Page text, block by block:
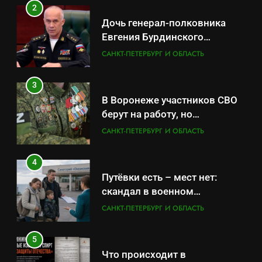
удержаться удаётся не всем
САНКТ-ПЕТЕРБУРГ И ОБЛАСТЬ
4
санатории Владивостока
САНКТ-ПЕТЕРБУРГ И ОБЛАСТЬ
5
военные изымают спирт «для
защиты Отечества»
САНКТ-ПЕТЕРБУРГ И ОБЛАСТЬ
6
2
Дочь генерал-полковника
Евгения Бурдинского
оказывает платные услуги по
САНКТ-ПЕТЕРБУРГ И ОБЛАСТЬ
3
В Воронеже участников СВО
берут на работу, но
удержаться удаётся не всем
САНКТ-ПЕТЕРБУРГ И ОБЛАСТЬ
4
Путёвки есть – мест нет:
скандал в военном
санатории Владивостока
САНКТ-ПЕТЕРБУРГ И ОБЛАСТЬ
5
Что происходит в